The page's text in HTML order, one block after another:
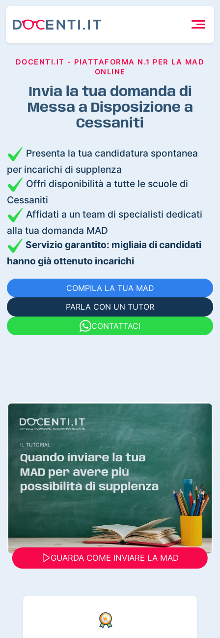
DOCENTI.IT - PIATTAFORMA N.1 PER LA MAD
ONLINE
Invia la tua domanda di
Messa a Disposizione a
Cessaniti
Presenta la tua candidatura spontanea
per incarichi di supplenza
Offri disponibilità a tutte le scuole di
Cessaniti
Affidati a un team di specialisti dedicati
alla tua domanda MAD
Servizio garantito: migliaia di candidati
hanno già ottenuto incarichi
COMPILA LA TUA MAD
PARLA CON UN TUTOR
CONTATTACI
GUARDA COME INVIARE LA MAD